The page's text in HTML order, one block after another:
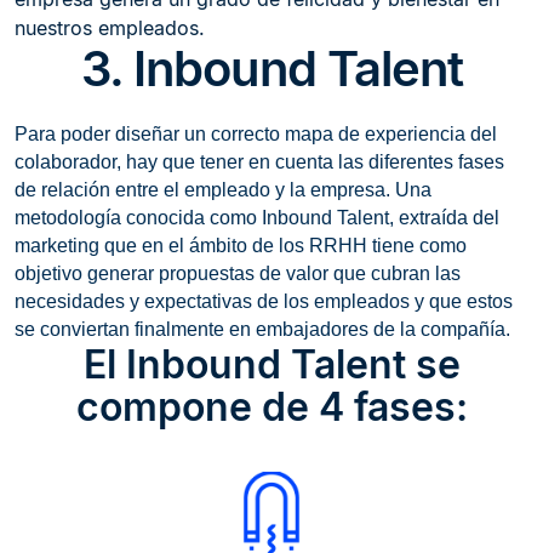
nuestros empleados.
3. Inbound Talent
Para poder diseñar un correcto mapa de experiencia del
colaborador, hay que tener en cuenta las diferentes fases
de relación entre el empleado y la empresa. Una
metodología conocida como Inbound Talent, extraída del
marketing que en el ámbito de los RRHH tiene como
objetivo generar propuestas de valor que cubran las
necesidades y expectativas de los empleados y que estos
se conviertan finalmente en embajadores de la compañía.
El Inbound Talent se
compone de 4 fases: